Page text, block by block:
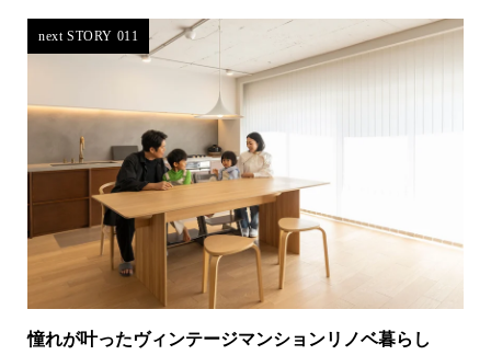
next STORY 011
憧れが叶ったヴィンテージマンションリノベ暮らし